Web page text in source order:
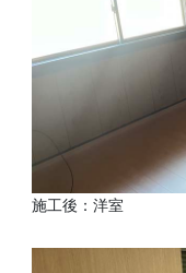
施工後：洋室